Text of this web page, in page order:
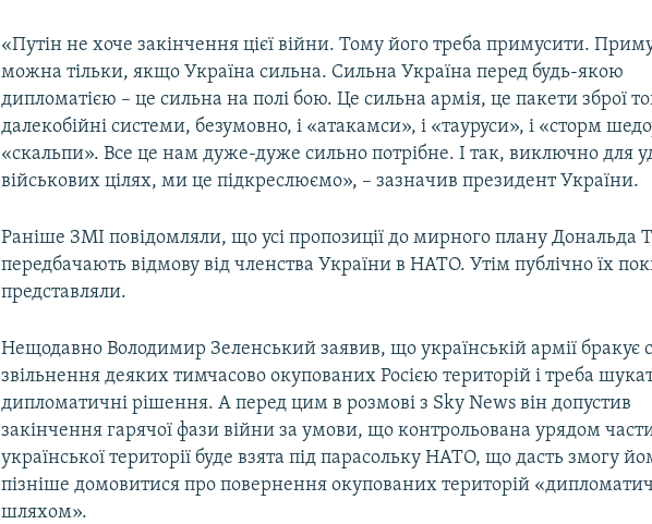
«Путін не хоче закінчення цієї війни. Тому його треба примусити.
можна тільки, якщо Україна сильна. Сильна Україна перед будь-якою
дипломатією – це сильна на полі бою. Це сильна армія, це пакети зброї
далекобійні системи, безумовно, і «атакамси», і «тауруси», і «сторм
«скальпи». Все це нам дуже-дуже сильно потрібне. І так, виключно для
військових цілях, ми це підкреслюємо», – зазначив президент України.
Раніше ЗМІ повідомляли, що усі пропозиції до мирного плану Дональда
передбачають відмову від членства України в НАТО. Утім публічно їх
представляли.
Нещодавно Володимир Зеленський заявив, що українській армії бракує
звільнення деяких тимчасово окупованих Росією територій і треба
дипломатичні рішення. А перед цим в розмові з Sky News він допустив
закінчення гарячої фази війни за умови, що контрольована урядом
української території буде взята під парасольку НАТО, що дасть змогу
пізніше домовитися про повернення окупованих територій
шляхом».